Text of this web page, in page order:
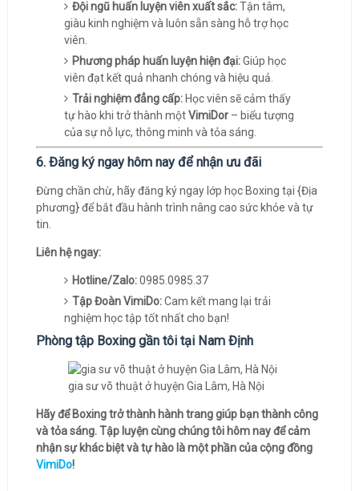
Đội ngũ huấn luyện viên xuất sắc:Tận tâm,
giàu kinh nghiệm và luôn sẵn sàng hỗ trợ học
viên.
Phương pháp huấn luyện hiện đại:Giúp học
viên đạt kết quả nhanh chóng và hiệu quả.
Trải nghiệm đẳng cấp:Học viên sẽ cảm thấy
tự hào khi trở thành mộtVimiDor– biểu tượng
của sự nỗ lực, thông minh và tỏa sáng.
6. Đăng ký ngay hôm nay để nhận ưu đãi
Đừng chần chừ, hãy đăng ký ngay lớp học Boxing tại {Địa
phương} để bắt đầu hành trình nâng cao sức khỏe và tự
tin.
Liên hệ ngay:
Hotline/Zalo:0985.0985.37
Tập Đoàn VimiDo:Cam kết mang lại trải
nghiệm học tập tốt nhất cho bạn!
Phòng tập Boxing gần tôi tại Nam Định
gia sư võ thuật ở huyện Gia Lâm, Hà Nội
Hãy để Boxing trở thành hành trang giúp bạn thành công
và tỏa sáng. Tập luyện cùng chúng tôi hôm nay để cảm
nhận sự khác biệt và tự hào là một phần của cộng đồng
VimiDo!